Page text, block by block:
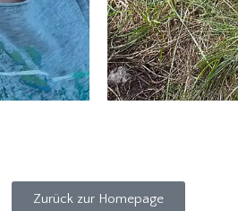
Zurück zur Homepage